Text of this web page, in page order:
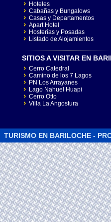
Hoteles
Cabañas y Bungalows
Casas y Departamentos
Apart Hotel
Hosterías y Posadas
Listado de Alojamientos
SITIOS A VISITAR EN
Cerro Catedral
Camino de los 7 Lagos
PN Los Arrayanes
Lago Nahuel Huapi
Cerro Otto
Villa La Angostura
TURISMO EN BARILOCHE -